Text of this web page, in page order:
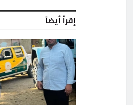
إقرأ أيضاً